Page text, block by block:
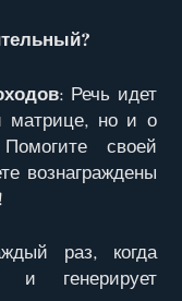
: Речь идет
матрице, но и о
своей
вознаграждены
раз, когда
и генерирует